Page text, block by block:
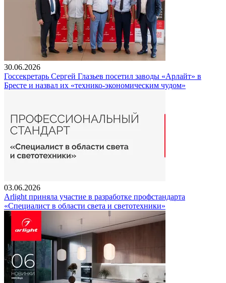
30.06.2026
Госсекретарь Сергей Глазьев посетил заводы «Арлайт» в
Бресте и назвал их «технико-экономическим чудом»
03.06.2026
Arlight приняла участие в разработке профстандарта
«Специалист в области света и светотехники»